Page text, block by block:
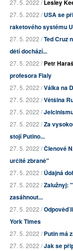
27. 5. 2022 /Lesley
27. 5. 2022 /USA se
raketového systému
27. 5. 2022 /Ted Cruz
dětí dochází...
27. 5. 2022 /Petr
profesora Fialy
27. 5. 2022 /Válka na
27. 5. 2022 /Většina
27. 5. 2022 /
27. 5. 2022 /Za
stojí Putino...
27. 5. 2022 /Členové
určité zbraně"
27. 5. 2022 /Údajná
27. 5. 2022 /Zalužnyj:
zasáhnout...
27. 5. 2022 /Odpověď
York Times
27. 5. 2022 /Putin má
27. 5. 2022 /Jak se